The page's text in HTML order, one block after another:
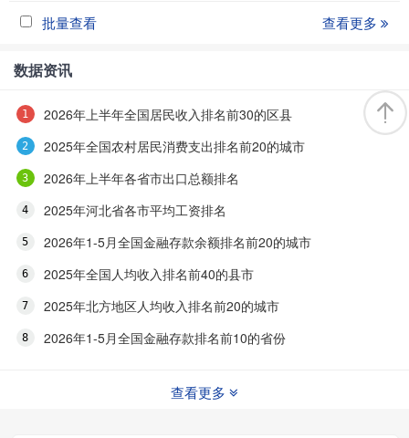
批量查看 查看更多
数据资讯
2026年上半年全国居民收入排名前30的区县
2025年全国农村居民消费支出排名前20的城市
2026年上半年各省市出口总额排名
2025年河北省各市平均工资排名
2026年1-5月全国金融存款余额排名前20的城市
2025年全国人均收入排名前40的县市
2025年北方地区人均收入排名前20的城市
2026年1-5月全国金融存款排名前10的省份
查看更多